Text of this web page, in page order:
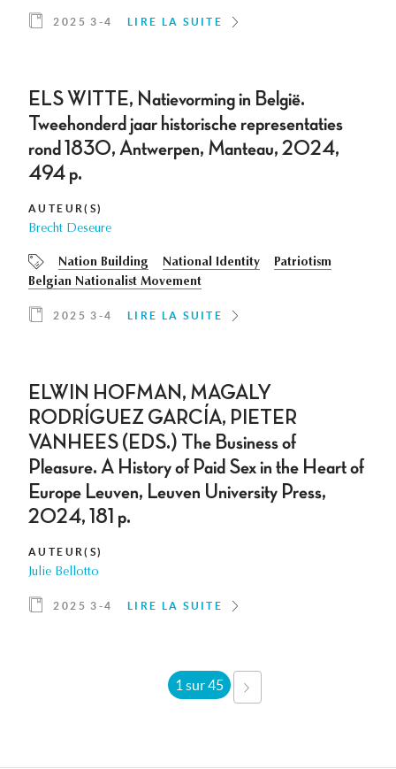
2025 3-4 LIRE LA SUITE
ELS WITTE, Natievorming in België.
Tweehonderd jaar historische representaties
rond 1830, Antwerpen, Manteau, 2024,
494 p.
AUTEUR(S)
Brecht Deseure
Nation Building National Identity
Patriotism
Belgian Nationalist Movement
2025 3-4 LIRE LA SUITE
ELWIN HOFMAN, MAGALY
RODRÍGUEZ GARCÍA, PIETER
VANHEES (EDS.) The Business of
Pleasure. A History of Paid Sex in the Heart of
Europe Leuven, Leuven University Press,
2024, 181 p.
AUTEUR(S)
Julie Bellotto
2025 3-4 LIRE LA SUITE
1 sur 45